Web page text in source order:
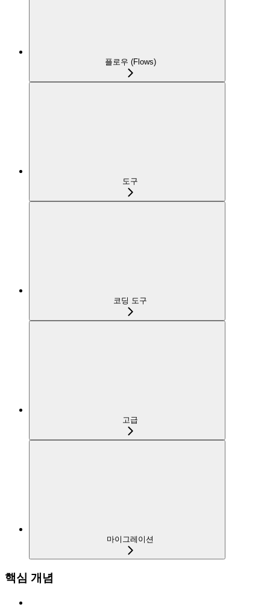
플로우 (Flows)
도구
코딩 도구
고급
마이그레이션
핵심 개념